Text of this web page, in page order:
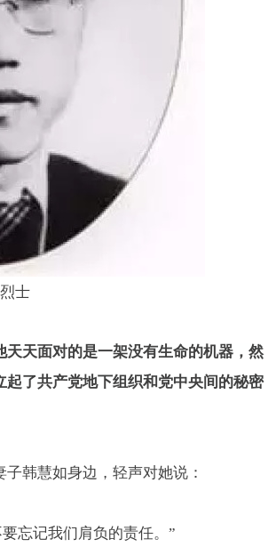
士
天面对的是一架没有生命的机器，然
了共产党地下组织和党中央间的秘密
韩慧如身边，轻声对她说：
忘记我们肩负的责任。 ”